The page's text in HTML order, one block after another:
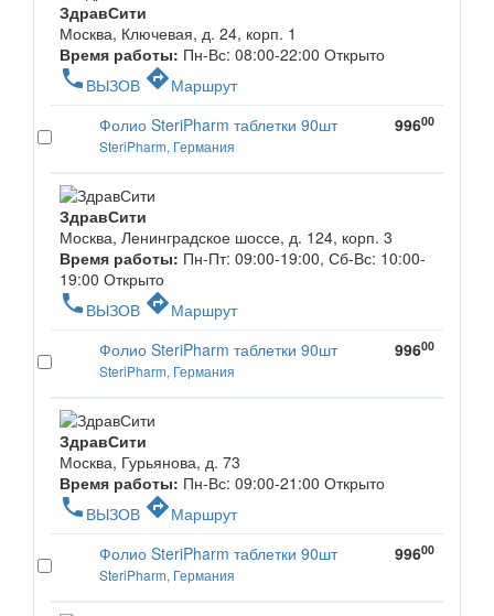
ЗдравСити
Москва, Ключевая, д. 24, корп. 1
Время работы: Пн-Вс: 08:00-22:00 Открыто
phone ВЫЗОВ directionsМаршрут
Фолио SteriPharm таблетки 90шт
SteriPharm, Германия
99600
ЗдравСити
Москва, Ленинградское шоссе, д. 124, корп. 3
Время работы: Пн-Пт: 09:00-19:00, Сб-Вс: 10:00-
19:00 Открыто
phone ВЫЗОВ directionsМаршрут
Фолио SteriPharm таблетки 90шт
SteriPharm, Германия
99600
ЗдравСити
Москва, Гурьянова, д. 73
Время работы: Пн-Вс: 09:00-21:00 Открыто
phone ВЫЗОВ directionsМаршрут
Фолио SteriPharm таблетки 90шт
SteriPharm, Германия
99600